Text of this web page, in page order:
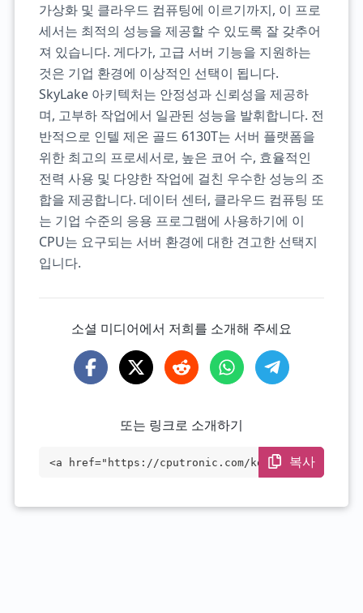
가상화 및 클라우드 컴퓨팅에 이르기까지, 이 프로
세서는 최적의 성능을 제공할 수 있도록 잘 갖추어
져 있습니다. 게다가, 고급 서버 기능을 지원하는
것은 기업 환경에 이상적인 선택이 됩니다.
SkyLake 아키텍처는 안정성과 신뢰성을 제공하
며, 고부하 작업에서 일관된 성능을 발휘합니다. 전
반적으로 인텔 제온 골드 6130T는 서버 플랫폼을
위한 최고의 프로세서로, 높은 코어 수, 효율적인
전력 사용 및 다양한 작업에 걸친 우수한 성능의 조
합을 제공합니다. 데이터 센터, 클라우드 컴퓨팅 또
는 기업 수준의 응용 프로그램에 사용하기에 이
CPU는 요구되는 서버 환경에 대한 견고한 선택지
입니다.
소셜 미디어에서 저희를 소개해 주세요
또는 링크로 소개하기
<a href="https://cputronic.com/ko/cpu/in
복사